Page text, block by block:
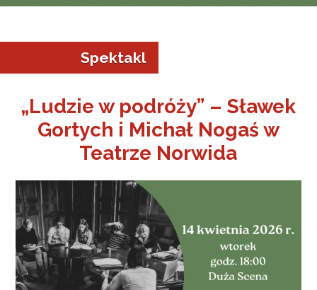
w Jeleniej Górze
Spektakl
„Ludzie w podróży” – Sławek
Gortych i Michał Nogaś w
Teatrze Norwida